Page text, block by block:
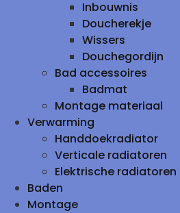
Inbouwnis
Doucherekje
Wissers
Douchegordijn
Bad accessoires
Badmat
Montage materiaal
Verwarming
Handdoekradiator
Verticale radiatoren
Elektrische radiatoren
Baden
Montage